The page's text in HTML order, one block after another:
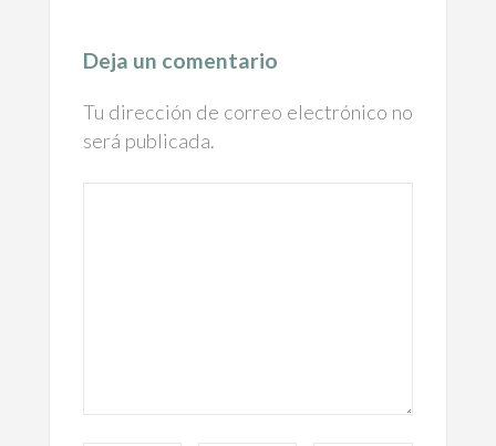
Deja un comentario
Tu dirección de correo electrónico no
será publicada.